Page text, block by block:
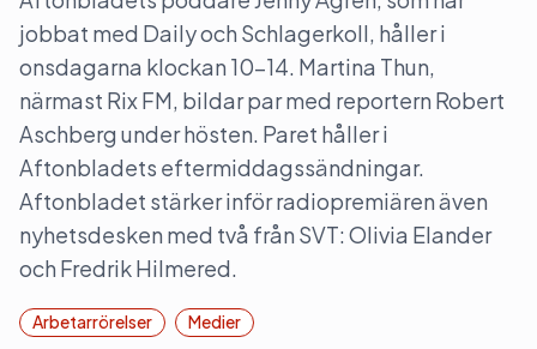
jobbat med Daily och Schlagerkoll, håller i
onsdagarna klockan 10–14. Martina Thun,
närmast Rix FM, bildar par med reportern Robert
Aschberg under hösten. Paret håller i
Aftonbladets eftermiddagssändningar.
Aftonbladet stärker inför radiopremiären även
nyhetsdesken med två från SVT: Olivia Elander
och Fredrik Hilmered.
Arbetarrörelser Medier